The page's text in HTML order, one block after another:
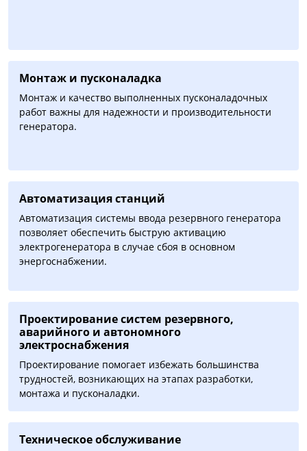
Монтаж и пусконаладка
Монтаж и качество выполненных пусконаладочных
работ важны для надежности и производительности
генератора.
Автоматизация cтанций
Автоматизация системы ввода резервного генератора
позволяет обеспечить быструю активацию
электрогенератора в случае сбоя в основном
энергоснабжении.
Проектирование систем резервного,
аварийного и автономного
электроснабжения
Проектирование помогает избежать большинства
трудностей, возникающих на этапах разработки,
монтажа и пусконаладки.
Техническое обслуживание